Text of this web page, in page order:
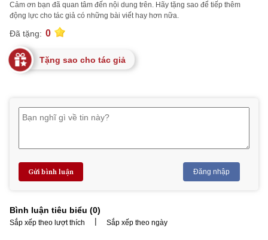
Cảm ơn bạn đã quan tâm đến nội dung trên. Hãy tặng sao để tiếp thêm
động lực cho tác giả có những bài viết hay hơn nữa.
Đã tặng: 0
Tặng sao cho tác giả
Gửi bình luận Đăng nhập
Bình luận tiêu biểu (0)
Sắp xếp theo lượt thích | Sắp xếp theo ngày